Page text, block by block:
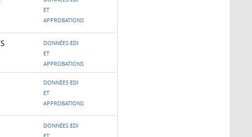
ET
APPROBATIONS
DONNÉES EDI
ET
APPROBATIONS
DONNÉES EDI
ET
APPROBATIONS
DONNÉES EDI